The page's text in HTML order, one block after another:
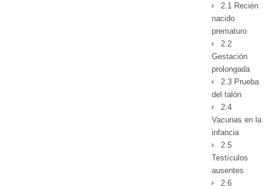
2.1 Recién
nacido
prematuro
2.2
Gestación
prolongada
2.3 Prueba
del talón
2.4
Vacunas en la
infancia
2.5
Testículos
ausentes
2.6